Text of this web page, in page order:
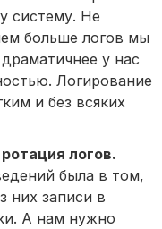
систему. Не
больше логов мы
у нас
Логирование
и без всяких
логов.
была в том,
них записи в
А нам нужно